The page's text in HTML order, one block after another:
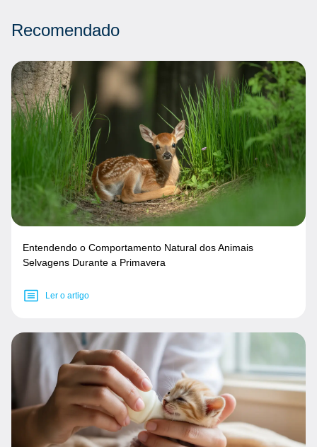
Recomendado
Entendendo o Comportamento Natural dos Animais
Selvagens Durante a Primavera
Ler o artigo